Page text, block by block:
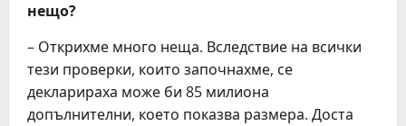
нещо?
– Открихме много неща. Вследствие на всички
тези проверки, които започнахме, се
декларираха може би 85 милиона
допълнителни, което показва размера. Доста